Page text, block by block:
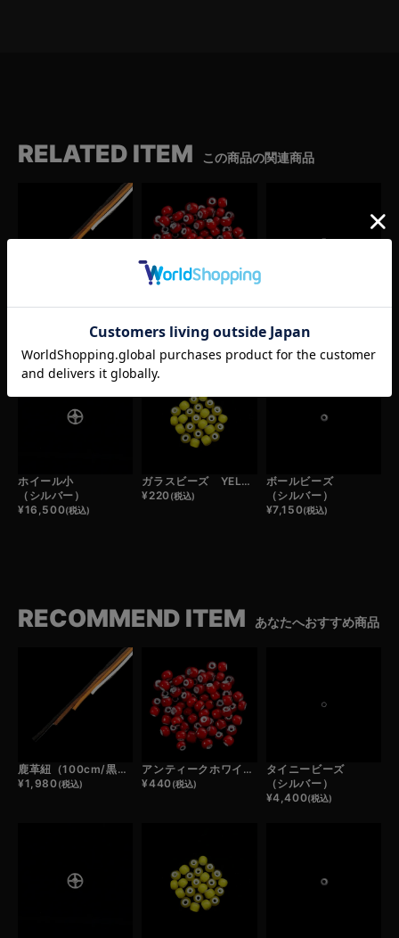
RELATED ITEM この商品の関連商品
鹿革紐（100cm/黒・濃茶・薄茶・白）
アンティークホワイトハーツビーズ(1粒)
タイニービーズ
¥ 4,400(税込)
ホイール小
（シルバー）
¥16,500(税込)
ガラスビーズ YELLOW （1粒）
¥220(税込)
ボールビーズ
（シルバー）
¥7,150(税込)
RECOMMEND ITEM あなたへおすすめ商品
鹿革紐（100cm/黒・濃茶・薄茶・白）
¥1,980(税込)
アンティークホワイトハーツビーズ(1粒)
¥440(税込)
タイニービーズ
（シルバー）
¥4,400(税込)